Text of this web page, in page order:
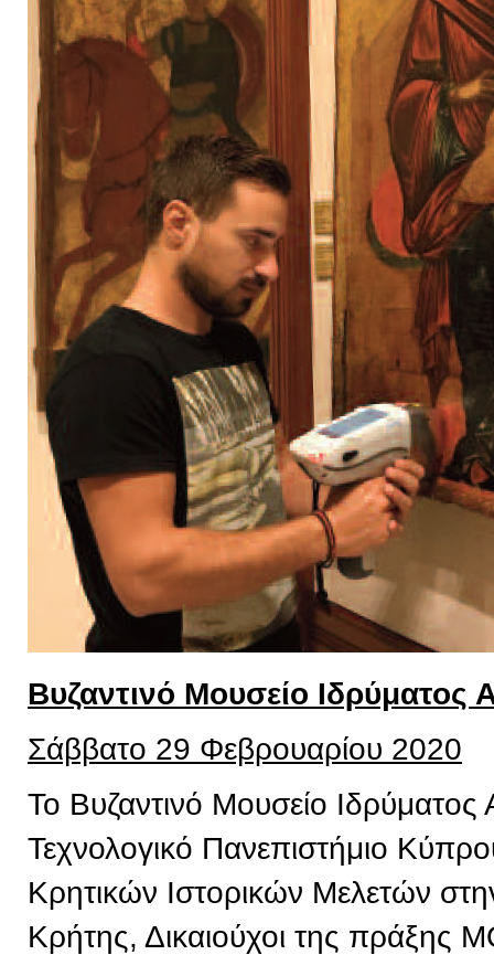
Βυζαντινό Μουσείο Ιδρύματος
Σάββατο 29 Φεβρουαρίου 2020
Το Βυζαντινό Μουσείο
Τεχνολογικό Πανεπιστήμιο
Κρητικών Ιστορικών Μελετών
Κρήτης, Δικαιούχοι της πράξης